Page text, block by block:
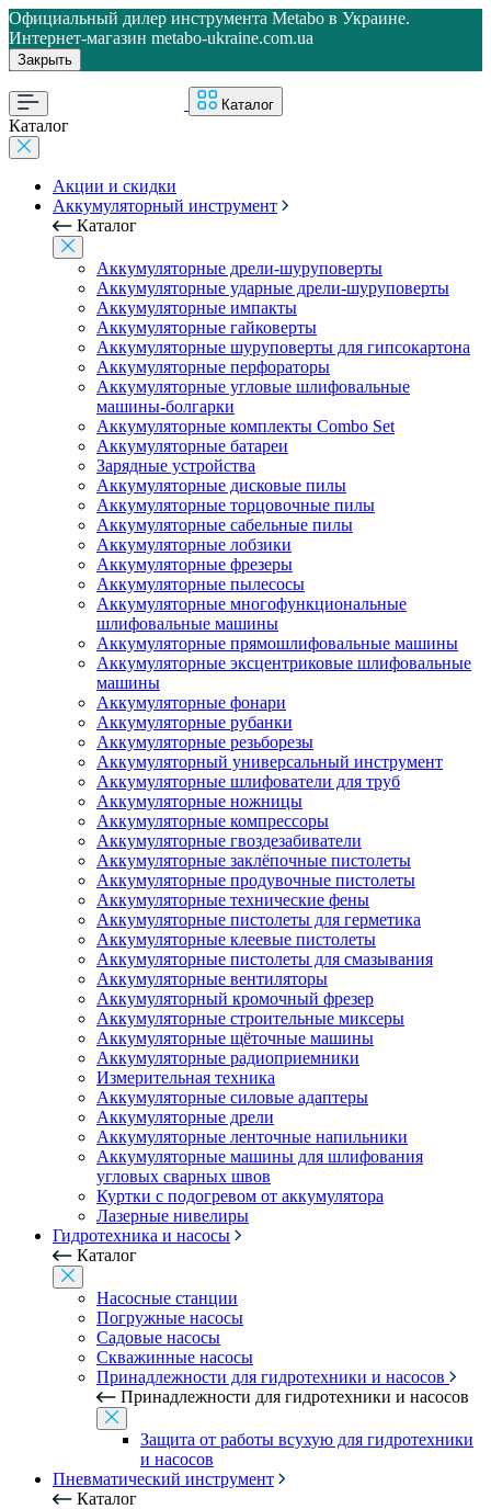
Официальный дилер инструмента Metabo в Украине.
Интернет-магазин metabo-ukraine.com.ua
Закрыть
Каталог
Каталог
Акции и скидки
Аккумуляторный инструмент
Каталог
Аккумуляторные дрели-шуруповерты
Аккумуляторные ударные дрели-шуруповерты
Аккумуляторные импакты
Аккумуляторные гайковерты
Аккумуляторные шуруповерты для гипсокартона
Аккумуляторные перфораторы
Аккумуляторные угловые шлифовальные
машины-болгарки
Аккумуляторные комплекты Combo Set
Аккумуляторные батареи
Зарядные устройства
Аккумуляторные дисковые пилы
Аккумуляторные торцовочные пилы
Аккумуляторные сабельные пилы
Аккумуляторные лобзики
Аккумуляторные фрезеры
Аккумуляторные пылесосы
Аккумуляторные многофункциональные
шлифовальные машины
Аккумуляторные прямошлифовальные машины
Аккумуляторные эксцентриковые шлифовальные
машины
Аккумуляторные фонари
Аккумуляторные рубанки
Аккумуляторные резьборезы
Аккумуляторный универсальный инструмент
Аккумуляторные шлифователи для труб
Аккумуляторные ножницы
Аккумуляторные компрессоры
Аккумуляторные гвоздезабиватели
Аккумуляторные заклёпочные пистолеты
Аккумуляторные продувочные пистолеты
Аккумуляторные технические фены
Аккумуляторные пистолеты для герметика
Аккумуляторные клеевые пистолеты
Аккумуляторные пистолеты для смазывания
Аккумуляторные вентиляторы
Аккумуляторный кромочный фрезер
Аккумуляторные строительные миксеры
Аккумуляторные щёточные машины
Аккумуляторные радиоприемники
Измерительная техника
Аккумуляторные силовые адаптеры
Аккумуляторные дрели
Аккумуляторные ленточные напильники
Аккумуляторные машины для шлифования
угловых сварных швов
Куртки с подогревом от аккумулятора
Лазерные нивелиры
Гидротехника и насосы
Каталог
Насосные станции
Погружные насосы
Садовые насосы
Скважинные насосы
Принадлежности для гидротехники и насосов
Принадлежности для гидротехники и насосов
Защита от работы всухую для гидротехники
и насосов
Пневматический инструмент
Каталог